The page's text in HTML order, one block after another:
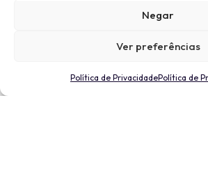
Negar
Ver preferências
Política de PrivacidadePolítica de